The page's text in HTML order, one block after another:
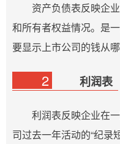
资产负债表反映企
和所有者权益情况。是
要显示上市公司的钱从
2 利润表
利润表反映企业在
司过去一年活动的“纪录